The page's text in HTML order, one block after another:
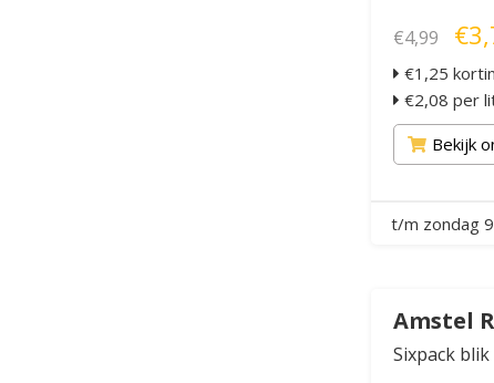
€4,99
€1,25
€2,08 per
Bekijk
t/m zondag
Amstel
Sixpack blik